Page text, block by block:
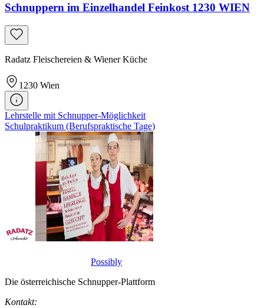
Schnuppern im Einzelhandel Feinkost 1230 WIEN
Radatz Fleischereien & Wiener Küche
1230 Wien
Lehrstelle mit Schnupper-Möglichkeit
Schulpraktikum (Berufspraktische Tage)
Possibly
Die österreichische Schnupper-Plattform
Kontakt: